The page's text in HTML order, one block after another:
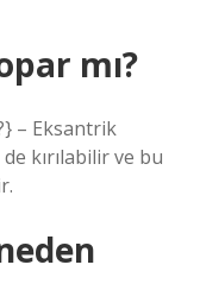
mı?
– Eksantrik
kırılabilir ve bu